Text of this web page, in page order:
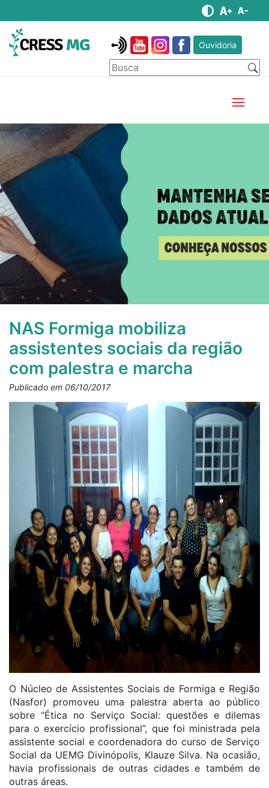
Ouvidoria
NAS Formiga mobiliza
assistentes sociais da região
com palestra e marcha
Publicado em 06/10/2017
O Núcleo de Assistentes Sociais de Formiga e Região
(Nasfor) promoveu uma palestra aberta ao público
sobre “Ética no Serviço Social: questões e dilemas
para o exercício profissional”, que foi ministrada pela
assistente social e coordenadora do curso de Serviço
Social da UEMG Divinópolis, Klauze Silva. Na ocasião,
havia profissionais de outras cidades e também de
outras áreas.